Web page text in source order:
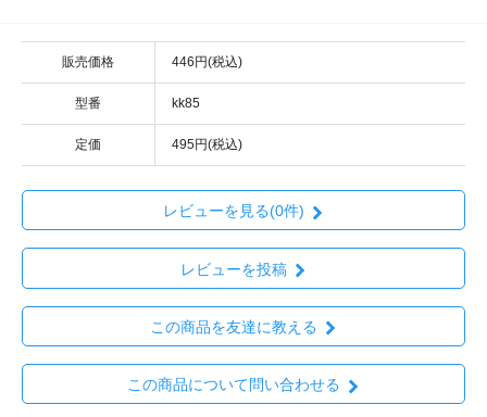
販売価格 446円(税込)
型番 kk85
定価 495円(税込)
レビューを見る(0件)
レビューを投稿
この商品を友達に教える
この商品について問い合わせる